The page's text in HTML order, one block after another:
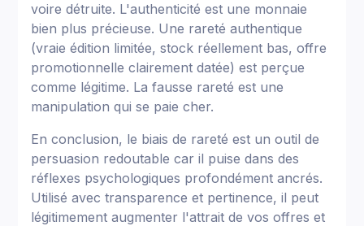
voire détruite. L'authenticité est une monnaie
bien plus précieuse. Une rareté authentique
(vraie édition limitée, stock réellement bas, offre
promotionnelle clairement datée) est perçue
comme légitime. La fausse rareté est une
manipulation qui se paie cher.
En conclusion, le biais de rareté est un outil de
persuasion redoutable car il puise dans des
réflexes psychologiques profondément ancrés.
Utilisé avec transparence et pertinence, il peut
légitimement augmenter l'attrait de vos offres et